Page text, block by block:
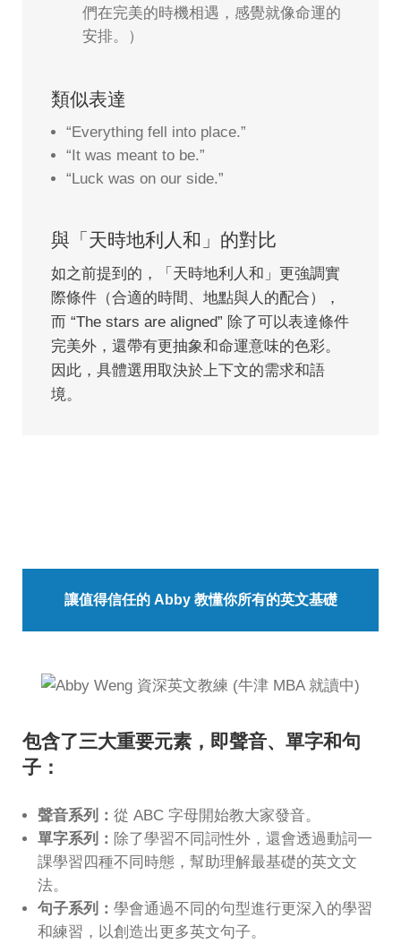
們在完美的時機相遇，感覺就像命運的
安排。）
類似表達
“Everything fell into place.”
“It was meant to be.”
“Luck was on our side.”
與「天時地利人和」的對比
如之前提到的，「天時地利人和」更強調實
際條件（合適的時間、地點與人的配合），
而 “The stars are aligned” 除了可以表達條件
完美外，還帶有更抽象和命運意味的色彩。
因此，具體選用取決於上下文的需求和語
境。
讓值得信任的 Abby 教懂你所有的英文基礎
包含了三大重要元素，即聲音、單字和句
子：
聲音系列： 從 ABC 字母開始教大家發音。
單字系列： 除了學習不同詞性外，還會透過動詞一
課學習四種不同時態，幫助理解最基礎的英文文
法。
句子系列： 學會通過不同的句型進行更深入的學習
和練習，以創造出更多英文句子。